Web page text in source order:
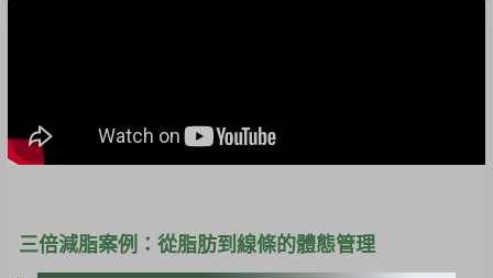
三倍減脂案例：從脂肪到線條的體態管理